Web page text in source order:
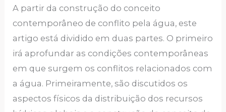
A partir da construção do conceito
contemporâneo de conflito pela água, este
artigo está dividido em duas partes. O primeiro
irá aprofundar as condições contemporâneas
em que surgem os conflitos relacionados com
a água. Primeiramente, são discutidos os
aspectos físicos da distribuição dos recursos